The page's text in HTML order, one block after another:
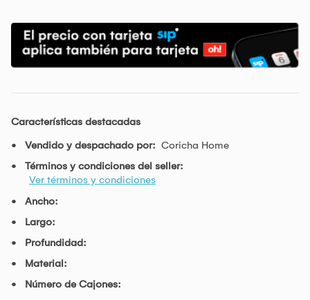
Características destacadas
Vendido y despachado por: Coricha Home
Términos y condiciones del seller:
Ver términos y condiciones
Ancho:
Largo:
Profundidad:
Material:
Número de Cajones: